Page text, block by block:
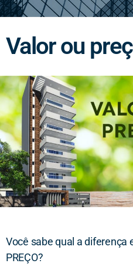
Valor ou
Você sabe qual a diferença
PREÇO?